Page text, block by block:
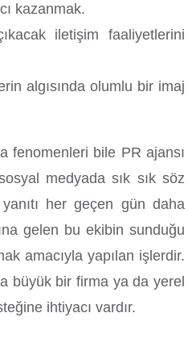
kazanmak.
iletişim faaliyetlerini
algısında olumlu bir imaj
fenomenleri bile PR ajansı
medyada sık sık söz
her geçen gün daha
gelen bu ekibin sunduğu
amacıyla yapılan işlerdir.
büyük bir firma ya da yerel
ihtiyacı vardır.